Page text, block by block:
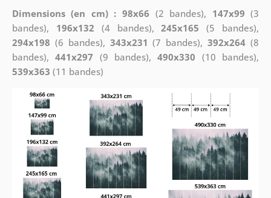
Dimensions (en cm) : 98x66 (2 bandes), 147x99 (3
bandes), 196x132 (4 bandes),245x165 (5 bandes),
294x198 (6 bandes), 343x231 (7 bandes),392x264 (8
bandes),441x297 (9 bandes),490x330 (10 bandes),
539x363 (11 bandes)